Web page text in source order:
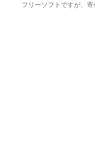
フリーソフトですが、寄